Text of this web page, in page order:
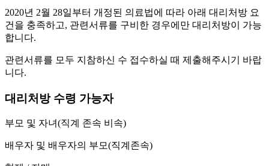
2020년 2월 28일부터 개정된 의료법에 따라 아래 대리처방 요
건을 충족하고, 관련서류를 구비한 경우에만 대리처방이 가능
합니다.
관련서류를 모두 지참하신 수 접수하실 때 제출해주시기 바랍
니다.
대리처방 수령 가능자
부모 및 자녀(직계 존속 비속)
배우자 및 배우자의 부모(직계존속)